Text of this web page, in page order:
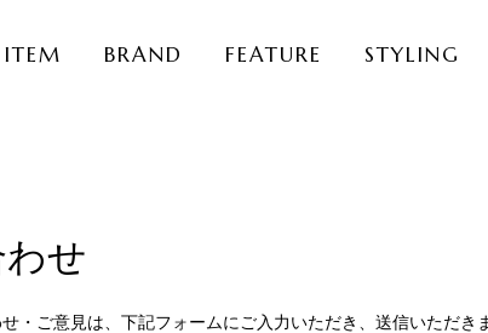
ITEM BRAND FEATURE STYLING
せ
・ご意見は、下記フォームにご入力いただき、送信いただき